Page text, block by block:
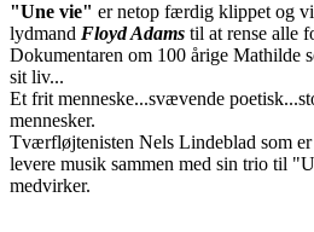
"Une vie" er netop færdig klippet og
lydmand Floyd Adams til at rense alle
Dokumentaren om 100 årige Mathilde
sit liv...
Et frit menneske...svævende
mennesker.
Tværfløjtenisten Nels Lindeblad som
levere musik sammen med sin trio til
medvirker.